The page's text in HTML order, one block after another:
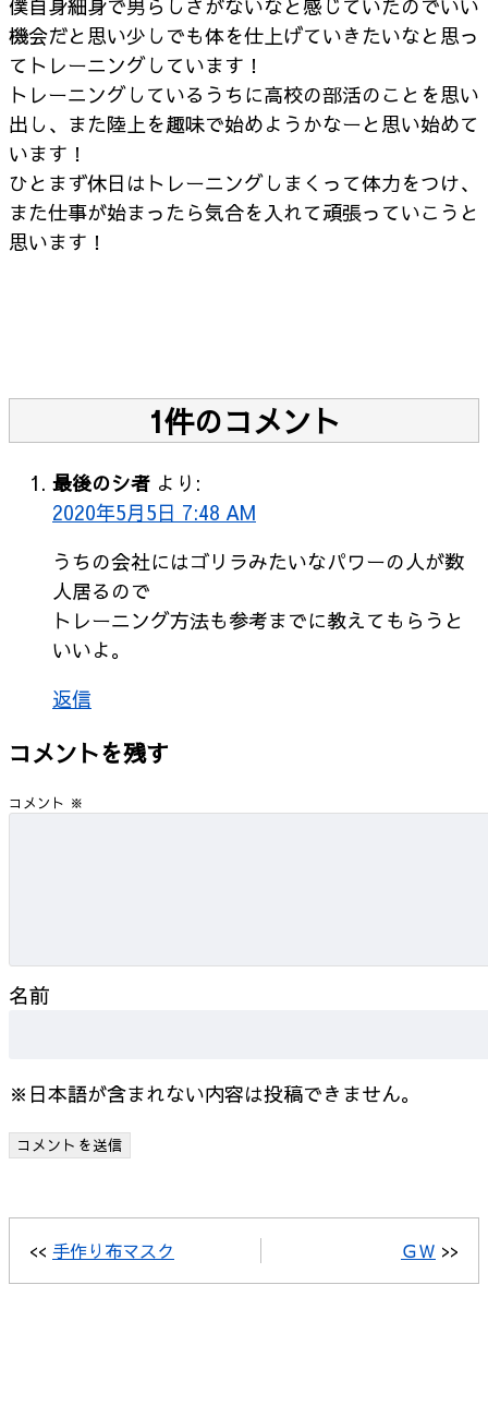
僕自身細身で男らしさがないなと感じていたのでいい
機会だと思い少しでも体を仕上げていきたいなと思っ
てトレーニングしています！
トレーニングしているうちに高校の部活のことを思い
出し、また陸上を趣味で始めようかなーと思い始めて
います！
ひとまず休日はトレーニングしまくって体力をつけ、
また仕事が始まったら気合を入れて頑張っていこうと
思います！
1件のコメント
最後のシ者 より:
2020年5月5日 7:48 AM
うちの会社にはゴリラみたいなパワーの人が数
人居るので
トレーニング方法も参考までに教えてもらうと
いいよ。
返信
コメントを残す
コメント ※
名前
※日本語が含まれない内容は投稿できません。
<< 手作り布マスク ＧＷ >>